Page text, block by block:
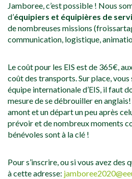
Jamboree, c’est possible ! Nous
d’équipiers et équipières de
de nombreuses missions
communication, logistique,
Le coût pour les EIS est de 365€,
coût des transports. Sur place, vous
équipe internationale d’EIS, il faut
mesure de se débrouiller en
amont et un départ un peu après
prévoir et de nombreux moments
bénévoles sont à la clé !
Pour s’inscrire, ou si vous avez des
à cette adresse: